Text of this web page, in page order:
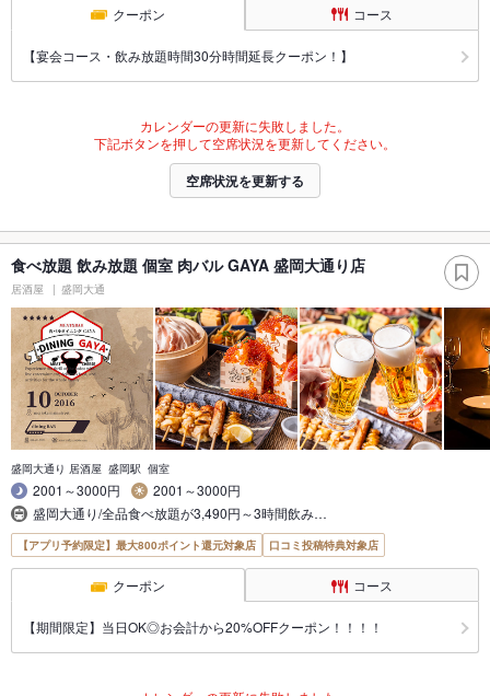
クーポン コース
【宴会コース・飲み放題時間30分時間延長クーポン！】
カレンダーの更新に失敗しました。
下記ボタンを押して空席状況を更新してください。
空席状況を更新する
食べ放題 飲み放題 個室 肉バル GAYA 盛岡大通り店
居酒屋 盛岡大通
盛岡大通り 居酒屋 盛岡駅 個室
2001～3000円
2001～3000円
盛岡大通り/全品食べ放題が3,490円～3時間飲み…
【アプリ予約限定】最大800ポイント還元対象店 口コミ投稿特典対象店
クーポン コース
【期間限定】当日OK◎お会計から20%OFFクーポン！！！！